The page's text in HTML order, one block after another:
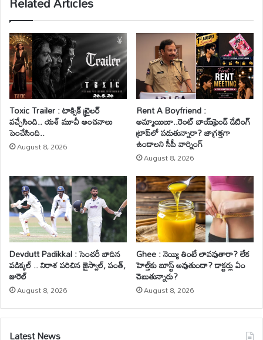
Toxic Trailer : టాక్సిక్ ట్రైలర్
వచ్చేసింది.. యశ్ మూవీ అంచనాలు
పెంచేసింది..
August 8, 2026
Rent A Boyfriend :
అమ్మాయిలూ..రెంట్ బాయ్‌ఫ్రెండ్ డేటింగ్
ట్రాప్‌లో పడుతున్నారా? జాగ్రత్తగా
ఉండాలని సీపీ వార్నింగ్
August 8, 2026
Devdutt Padikkal : సెంచరీ బాదిన
పడిక్కల్ .. నిరాశ పరిచిన జైస్వాల్, పంత్,
జురెల్
August 8, 2026
Ghee : నెయ్యి తింటే లావవుతారా? లేక
హెల్త్‌కు బూస్ట్ అవుతుందా? డాక్టర్లు ఏం
చెబుతున్నారు?
August 8, 2026
Latest News